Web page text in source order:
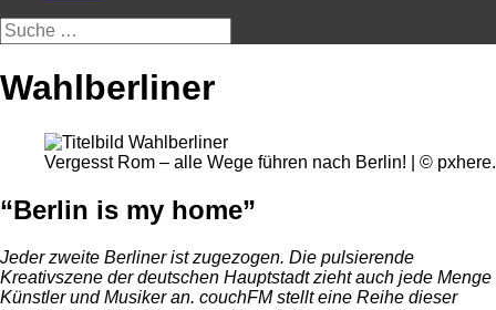
Suche
nach:
Wahlberliner
Vergesst Rom – alle Wege führen nach Berlin! | ©
“Berlin is my home”
Jeder zweite Berliner ist zugezogen. Die pulsierende
Kreativszene der deutschen Hauptstadt zieht auch jede Menge
Künstler und Musiker an. couchFM stellt eine Reihe dieser